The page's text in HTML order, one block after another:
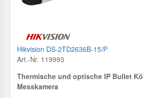
Hikvision DS-2TD2636B-15/P
Art.-Nr. 119993
Thermische und optische IP Bullet
Messkamera